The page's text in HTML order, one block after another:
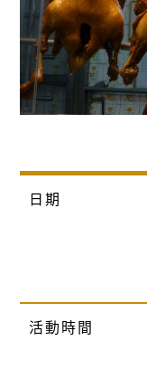
日期
活動時間